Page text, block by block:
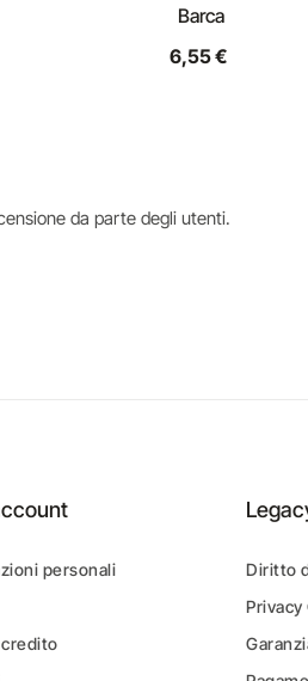
Barca
6,55 €
da parte degli utenti.
personali
Diritto
Privacy